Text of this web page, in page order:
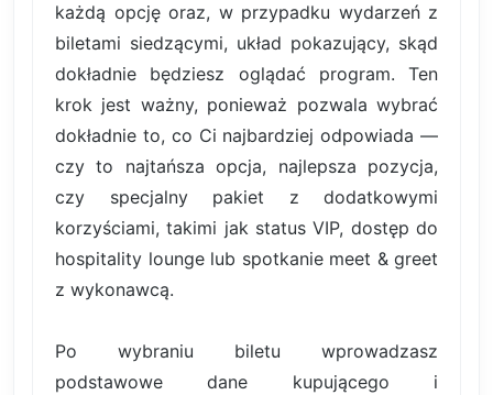
każdą opcję oraz, w przypadku wydarzeń z
biletami siedzącymi, układ pokazujący, skąd
dokładnie będziesz oglądać program. Ten
krok jest ważny, ponieważ pozwala wybrać
dokładnie to, co Ci najbardziej odpowiada —
czy to najtańsza opcja, najlepsza pozycja,
czy specjalny pakiet z dodatkowymi
korzyściami, takimi jak status VIP, dostęp do
hospitality lounge lub spotkanie meet & greet
z wykonawcą.
Po wybraniu biletu wprowadzasz
podstawowe dane kupującego i